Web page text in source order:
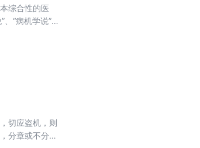
综合性的医
“病机学说”、
切应盗机，则
分章或不分章